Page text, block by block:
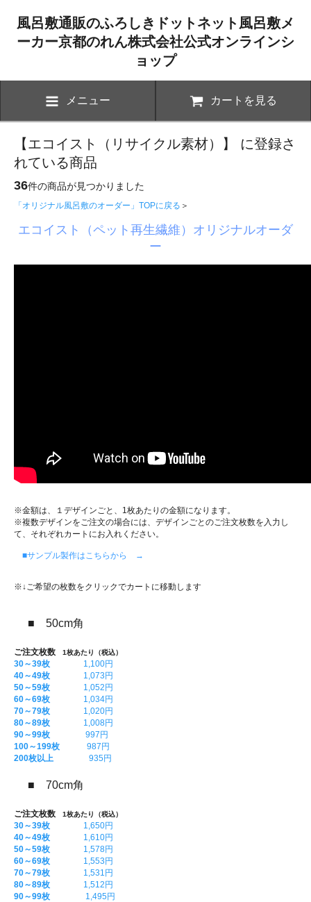
風呂敷通販のふろしきドットネット風呂敷メ
ーカー京都のれん株式会社公式オンラインシ
ョップ
メニュー カートを見る
【エコイスト（リサイクル素材）】 に登録さ
れている商品
36件の商品が見つかりました
「オリジナル風呂敷のオーダー」TOPに戻る ＞
エコイスト（ペット再生繊維）オリジナルオーダ
ー
※金額は、１デザインごと、1枚あたりの金額になります。
※複数デザインをご注文の場合には、デザインごとのご注文枚数を入力し
て、それぞれカートにお入れください。
■サンプル製作はこちらから →
※↓ご希望の枚数をクリックでカートに移動します
■ 50cm角
ご注文枚数 1枚あたり（税込）
30～39枚 1,100円
40～49枚 1,073円
50～59枚 1,052円
60～69枚 1,034円
70～79枚 1,020円
80～89枚 1,008円
90～99枚 997円
100～199枚 987円
200枚以上 935円
■ 70cm角
ご注文枚数 1枚あたり（税込）
30～39枚 1,650円
40～49枚 1,610円
50～59枚 1,578円
60～69枚 1,553円
70～79枚 1,531円
80～89枚 1,512円
90～99枚 1,495円